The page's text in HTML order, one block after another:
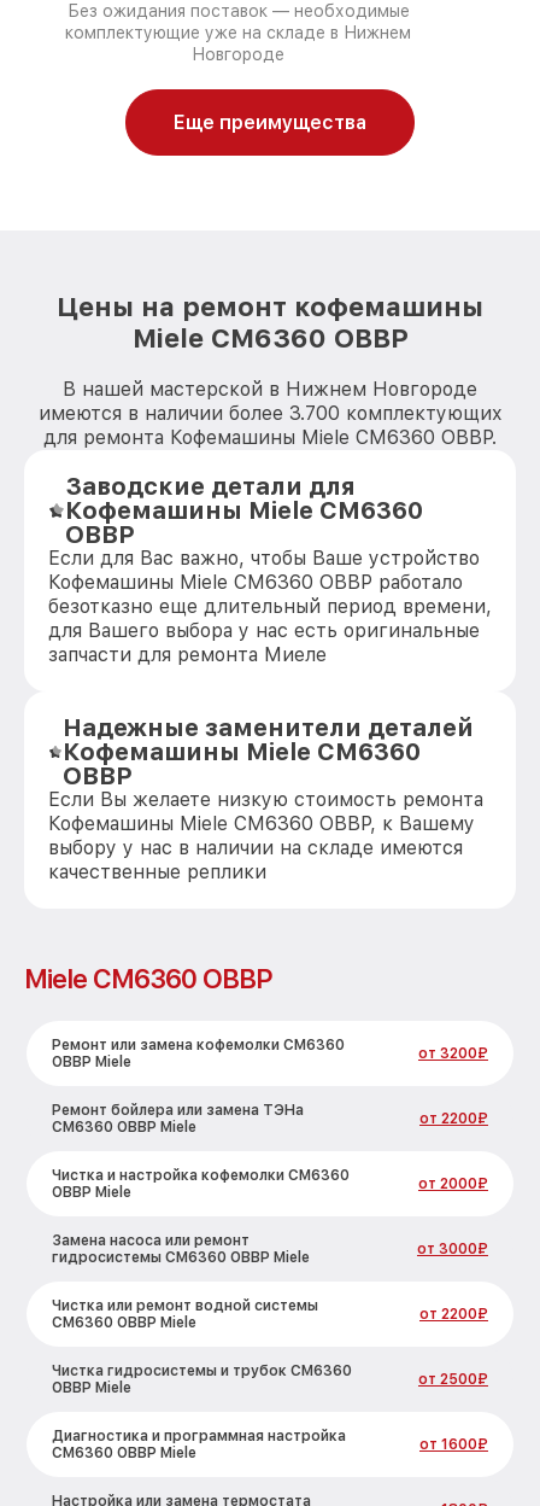
Без ожидания поставок — необходимые
комплектующие уже на складе в Нижнем
Новгороде
Еще преимущества
Цены на ремонт кофемашины
Miele CM6360 OBBP
В нашей мастерской в Нижнем Новгороде
имеются в наличии более 3.700 комплектующих
для ремонта Кофемашины Miele CM6360 OBBP.
Заводские детали для
Кофемашины Miele CM6360
OBBP
Если для Вас важно, чтобы Ваше устройство
Кофемашины Miele CM6360 OBBP работало
безотказно еще длительный период времени,
для Вашего выбора у нас есть оригинальные
запчасти для ремонта Миеле
Надежные заменители деталей
Кофемашины Miele CM6360
OBBP
Если Вы желаете низкую стоимость ремонта
Кофемашины Miele CM6360 OBBP, к Вашему
выбору у нас в наличии на складе имеются
качественные реплики
Miele CM6360 OBBP
Ремонт или замена кофемолки CM6360
OBBP Miele
от 3200₽
Ремонт бойлера или замена ТЭНа
CM6360 OBBP Miele
от 2200₽
Чистка и настройка кофемолки CM6360
OBBP Miele
от 2000₽
Замена насоса или ремонт
гидросистемы CM6360 OBBP Miele
от 3000₽
Чистка или ремонт водной системы
CM6360 OBBP Miele
от 2200₽
Чистка гидросистемы и трубок CM6360
OBBP Miele
от 2500₽
Диагностика и программная настройка
CM6360 OBBP Miele
от 1600₽
Настройка или замена термостата